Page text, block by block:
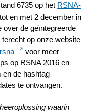
6735 op het RSNA-
en met 2 december in
over de geïntegreerde
op onze website
voor meer
op RSNA 2016 en
en de hashtag
te ontvangen.
waarin